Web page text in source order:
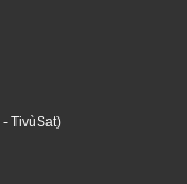
- TivùSat)